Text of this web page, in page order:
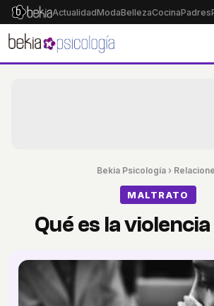
ActualidadModaBellezaCocinaPadres
Bekia Psicología›
MALTRATO
Qué es la